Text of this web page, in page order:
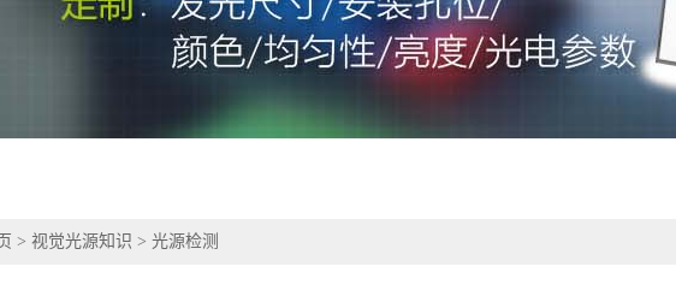
> 视觉光源知识 > 光源检测